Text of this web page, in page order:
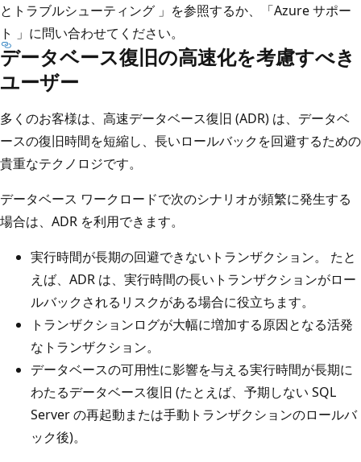
とトラブルシューティング 」を参照するか、「Azure サポー
ト 」に問い合わせてください。
データベース復旧の高速化を考慮すべき
ユーザー
多くのお客様は、高速データベース復旧 (ADR) は、データベ
ースの復旧時間を短縮し、長いロールバックを回避するための
貴重なテクノロジです。
データベース ワークロードで次のシナリオが頻繁に発生する
場合は、ADR を利用できます。
実行時間が長期の回避できないトランザクション。 たと
えば、ADR は、実行時間の長いトランザクションがロー
ルバックされるリスクがある場合に役立ちます。
トランザクションログが大幅に増加する原因となる活発
なトランザクション。
データベースの可用性に影響を与える実行時間が長期に
わたるデータベース復旧 (たとえば、予期しない SQL
Server の再起動または手動トランザクションのロールバ
ック後)。